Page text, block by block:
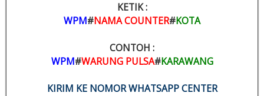
KETIK :
WPM#NAMA COUNTER#KOTA
CONTOH :
WPM#WARUNG PULSA#KARAWANG
KIRIM KE NOMOR WHATSAPP CENTER